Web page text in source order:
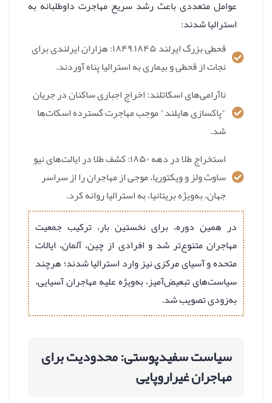
عوامل متعددی باعث رشد سریع مهاجرت داوطلبانه به
استرالیا شدند:
قحطی بزرگ ایرلند ۱۸۴۵–۱۸۴۹: هزاران ایرلندی برای
نجات از قحطی و بیماری به استرالیا پناه آوردند.
ناآرامی‌های اسکاتلند: اخراج اجباری ساکنان در جریان
"پاکسازی هایلند" موجب مهاجرت گسترده اسکات‌ها
شد.
استخراج طلا در دهه ۱۸۵۰: کشف طلا در ایالت‌های نیو
ساوث ولز و ویکتوریا، موجی از مهاجران را از سراسر
جهان، به‌ویژه بریتانیا، به استرالیا روانه کرد.
در همین دوره، برای نخستین بار، ترکیب جمعیت
مهاجران متنوع‌تر شد و افرادی از چین، آلمان، ایالات
متحده و آسیای مرکزی نیز وارد استرالیا شدند؛ هرچند
سیاست‌های تبعیض‌آمیز، به‌ویژه علیه مهاجران آسیایی،
به‌زودی تصویب شد.
سیاست سفیدپوستی: محدودیت برای
مهاجران غیراروپایی